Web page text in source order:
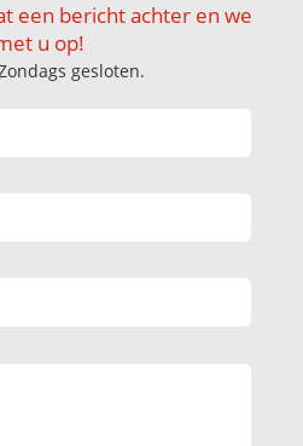
een bericht achter en we
u op!
gesloten.